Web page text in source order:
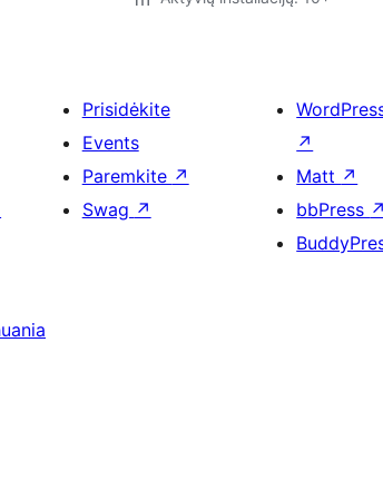
Prisidėkite
Events
Paremkite ↗
Swag ↗
↗
Matt ↗
bbPress ↗